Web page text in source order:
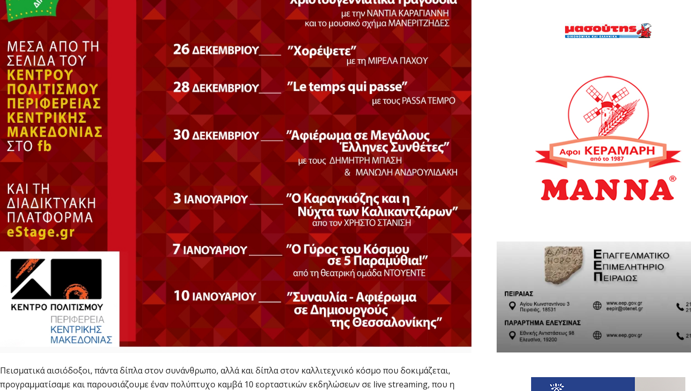
Πεισματικά αισιόδοξοι, πάντα δίπλα στον συνάνθρωπο, αλλά και δίπλα στον καλλιτεχνικό κόσμο που δοκιμάζεται,
προγραμματίσαμε και παρουσιάζουμε έναν πολύπτυχο καμβά 10 εορταστικών εκδηλώσεων σε live streaming, που η